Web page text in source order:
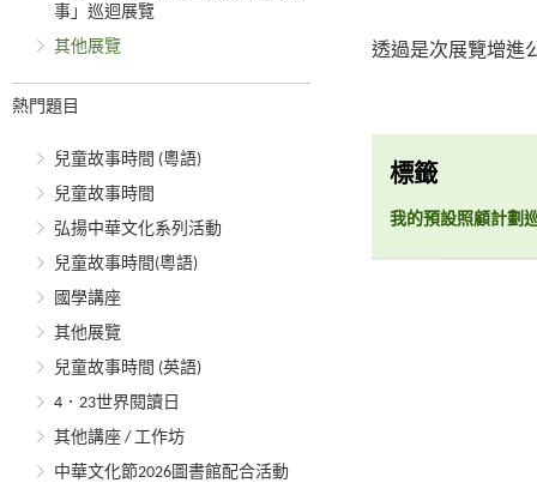
事」巡迴展覽
其他展覽
熱門題目
兒童故事時間 (粵語)
兒童故事時間
弘揚中華文化系列活動
兒童故事時間(粵語)
國學講座
其他展覽
兒童故事時間 (英語)
4．23世界閱讀日
其他講座 / 工作坊
中華文化節2026圖書館配合活動
透過是次展覽增進
標籤
我的預設照顧計劃